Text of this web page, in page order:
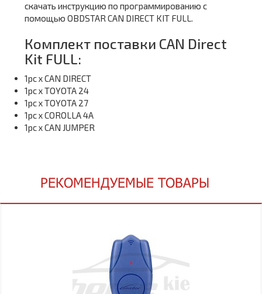
скачать инструкцию по программированию с
помощью OBDSTAR CAN DIRECT KIT FULL.
Комплект поставки CAN Direct
Kit FULL:
1pc x CAN DIRECT
1pc x TOYOTA 24
1pc x TOYOTA 27
1pc x COROLLA 4A
1pc x CAN JUMPER
РЕКОМЕНДУЕМЫЕ ТОВАРЫ